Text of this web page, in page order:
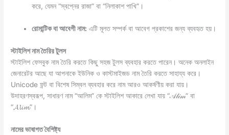
করে, যেমন “স্বপ্নের রাজা” বা “নিলাকাশ পাখি”।
রোমান্টিক বা আবেগী নাম: এটি মূলত সম্পর্ক বা আবেগ প্রকাশের জন্য ব্যবহৃত হয়।
স্টাইলিশ নাম তৈরির টুলস
স্টাইলিশ ফেসবুক নাম তৈরি করতে কিছু সহজ টুলস ব্যবহার করতে পারেন। অনেক অনলাইন
জেনারেটর আছে যা আপনাকে ইউনিক ও কাস্টমাইজড নাম তৈরি করতে সাহায্য করে।
Unicode ফন্ট বা বিশেষ সিম্বল ব্যবহার করে নাম আরও আকর্ষণীয় করা যায়।
উদাহরণস্বরূপ, সাধারণ নাম “আলিম” কে স্টাইলিশ আকারে লেখা যায় “𝒜𝓁𝒾𝓂” বা
“𝓐𝓵𝓲𝓶”।
নামের ভাষাগত বৈশিষ্ট্য